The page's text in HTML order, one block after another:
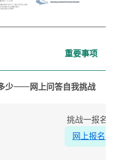
重要事项
少⸺网上问答自我挑战
挑战一报名
网上报名表